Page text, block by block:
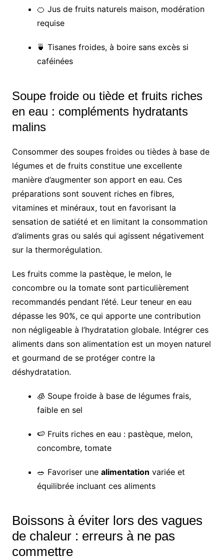
🍊 Jus de fruits naturels maison, modération
requise
🍵 Tisanes froides, à boire sans excès si
caféinées
Soupe froide ou tiède et fruits riches
en eau : compléments hydratants
malins
Consommer des soupes froides ou tièdes à base de
légumes et de fruits constitue une excellente
manière d’augmenter son apport en eau. Ces
préparations sont souvent riches en fibres,
vitamines et minéraux, tout en favorisant la
sensation de satiété et en limitant la consommation
d’aliments gras ou salés qui agissent négativement
sur la thermorégulation.
Les fruits comme la pastèque, le melon, le
concombre ou la tomate sont particulièrement
recommandés pendant l’été. Leur teneur en eau
dépasse les 90%, ce qui apporte une contribution
non négligeable à l’hydratation globale. Intégrer ces
aliments dans son alimentation est un moyen naturel
et gourmand de se protéger contre la
déshydratation.
🧊 Soupe froide à base de légumes frais,
faible en sel
🍉 Fruits riches en eau : pastèque, melon,
concombre, tomate
🥗 Favoriser une alimentation variée et
équilibrée incluant ces aliments
Boissons à éviter lors des vagues
de chaleur : erreurs à ne pas
commettre